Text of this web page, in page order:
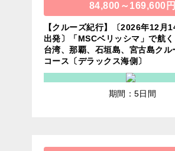
84,800～169,600円
【クルーズ紀行】〔2026年12月
出発〕「MSCベリッシマ」で航
台湾、那覇、石垣島、宮古島ク
コース〔デラックス海側〕
期間：5日間